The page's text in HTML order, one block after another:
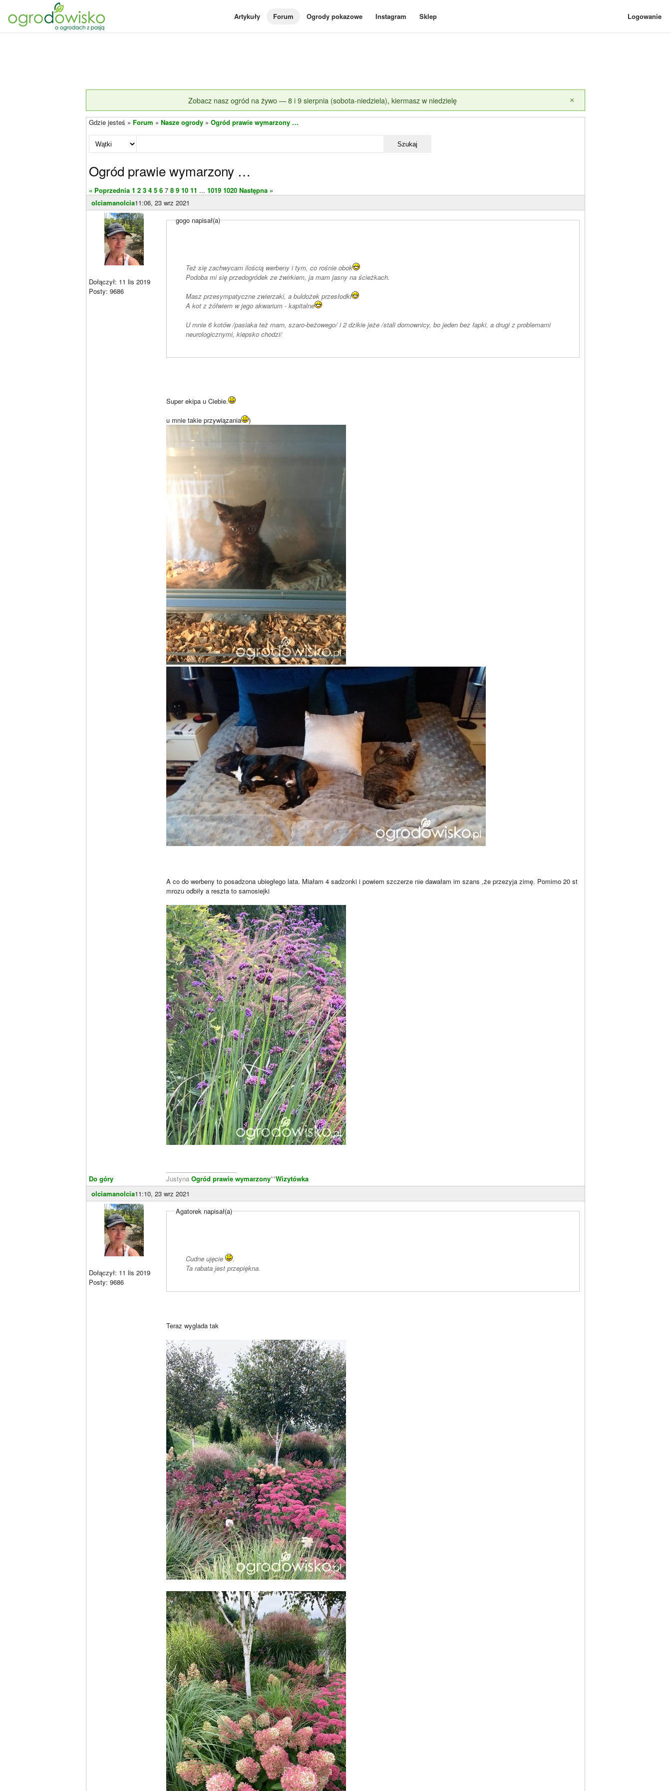
Artykuły Forum Ogrody pokazowe Instagram Sklep Logowanie
Zobacz nasz ogród na żywo — 8 i 9 sierpnia (sobota-niedziela), kiermasz w niedzielę ×
Gdzie jesteś » Forum » Nasze ogrody » Ogród prawie wymarzony …
Szukaj
Ogród prawie wymarzony …
« Poprzednia 1 2 3 4 5 6 7 8 9 10 11 ... 1019 1020 Następna »
olciamanolcia11:06, 23 wrz 2021
Dołączył: 11 lis 2019
Posty: 9686
Do góry
gogo napisał(a)
Też się zachwycam ilością werbeny i tym, co rośnie obok
Podoba mi się przedogródek ze żwirkiem, ja mam jasny na ścieżkach.
Masz przesympatyczne zwierzaki, a buldożek przesłodki
A kot z żółwiem w jego akwarium - kapitalne
U mnie 6 kotów /pasiaka też mam, szaro-beżowego/ i 2 dzikie jeże /stali domownicy, bo jeden bez łapki, a drugi z problemami
neurologicznymi, kiepsko chodzi/
Super ekipa u Ciebie.
u mnie takie przywiązania
)
A co do werbeny to posadzona ubiegłego lata. Miałam 4 sadzonki i powiem szczerze nie dawałam im szans ,że przezyja zimę. Pomimo 20 st
mrozu odbiły a reszta to samosiejki
Justyna Ogród prawie wymarzony**Wizytówka
olciamanolcia11:10, 23 wrz 2021
Dołączył: 11 lis 2019
Posty: 9686
Agatorek napisał(a)
Cudne ujęcie
.
Ta rabata jest przepiękna.
Teraz wyglada tak